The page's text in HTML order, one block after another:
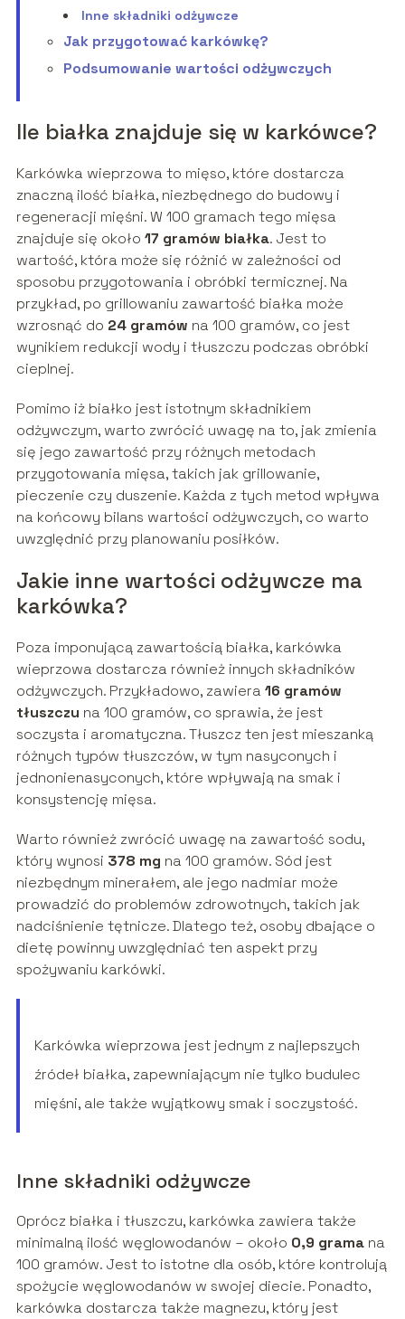
Inne składniki odżywcze
Jak przygotować karkówkę?
Podsumowanie wartości odżywczych
Ile białka znajduje się w karkówce?
Karkówka wieprzowa to mięso, które dostarcza
znaczną ilość białka, niezbędnego do budowy i
regeneracji mięśni. W 100 gramach tego mięsa
znajduje się około 17 gramów białka. Jest to
wartość, która może się różnić w zależności od
sposobu przygotowania i obróbki termicznej. Na
przykład, po grillowaniu zawartość białka może
wzrosnąć do 24 gramów na 100 gramów, co jest
wynikiem redukcji wody i tłuszczu podczas obróbki
cieplnej.
Pomimo iż białko jest istotnym składnikiem
odżywczym, warto zwrócić uwagę na to, jak zmienia
się jego zawartość przy różnych metodach
przygotowania mięsa, takich jak grillowanie,
pieczenie czy duszenie. Każda z tych metod wpływa
na końcowy bilans wartości odżywczych, co warto
uwzględnić przy planowaniu posiłków.
Jakie inne wartości odżywcze ma
karkówka?
Poza imponującą zawartością białka, karkówka
wieprzowa dostarcza również innych składników
odżywczych. Przykładowo, zawiera16 gramów
tłuszczu na 100 gramów, co sprawia, że jest
soczysta i aromatyczna. Tłuszcz ten jest mieszanką
różnych typów tłuszczów, w tym nasyconych i
jednonienasyconych, które wpływają na smak i
konsystencję mięsa.
Warto również zwrócić uwagę na zawartość sodu,
który wynosi 378 mg na 100 gramów. Sód jest
niezbędnym minerałem, ale jego nadmiar może
prowadzić do problemów zdrowotnych, takich jak
nadciśnienie tętnicze. Dlatego też, osoby dbające o
dietę powinny uwzględniać ten aspekt przy
spożywaniu karkówki.
Karkówka wieprzowa jest jednym z najlepszych
źródeł białka, zapewniającym nie tylko budulec
mięśni, ale także wyjątkowy smak i soczystość.
Inne składniki odżywcze
Oprócz białka i tłuszczu, karkówka zawiera także
minimalną ilość węglowodanów – około 0,9 gramana
100 gramów. Jest to istotne dla osób, które kontrolują
spożycie węglowodanów w swojej diecie. Ponadto,
karkówka dostarcza także magnezu, który jest